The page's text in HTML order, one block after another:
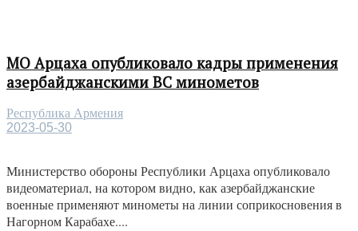
МО Арцаха опубликовало кадры применения
азербайджанскими ВС минометов
Республика Армения
2023-05-30
Министерство обороны Республики Арцаха опубликовало
видеоматериал, на котором видно, как азербайджанские
военные применяют минометы на линии соприкосновения в
Нагорном Карабахе....